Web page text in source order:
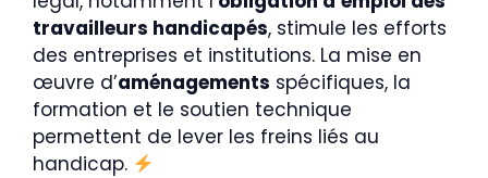
travailleurs handicapés, stimule les efforts
des entreprises et institutions. La mise en
œuvre d’aménagements spécifiques, la
formation et le soutien technique
permettent de lever les freins liés au
handicap.